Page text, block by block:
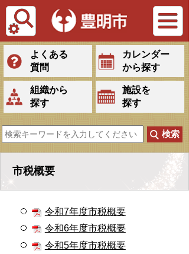
Tiếng Việt
よくある
質問
カレンダー
から探す
組織から
探す
施設を
探す
市税概要
令和7年度市税概要
令和6年度市税概要
令和5年度市税概要